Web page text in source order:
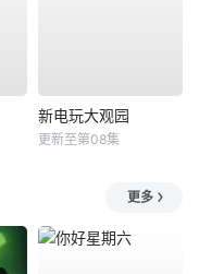
新电玩大观园
更新至第08集
更多